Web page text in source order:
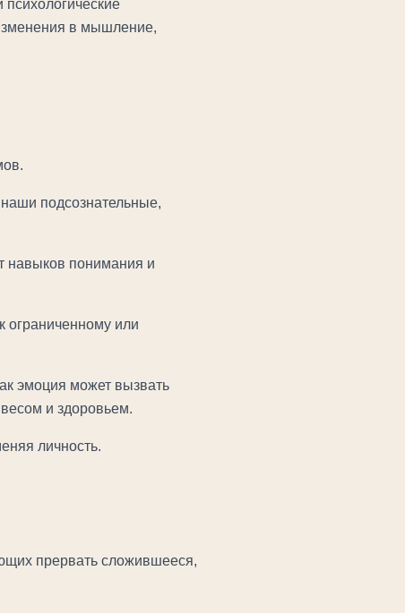
в мышление,
подсознательные,
навыков понимания и
ограниченному или
эмоция может вызвать
и здоровьем.
личность.
прервать сложившееся,